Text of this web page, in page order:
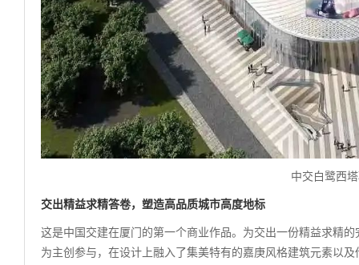
中交白鹭西
交出精益求精答卷， 塑造高品质城市高度地标
这是中国交建在厦门的第一个商业作品。为交出一份精益求精
为主创参与，在设计上融入了集美特有的嘉庚风格建筑元素以